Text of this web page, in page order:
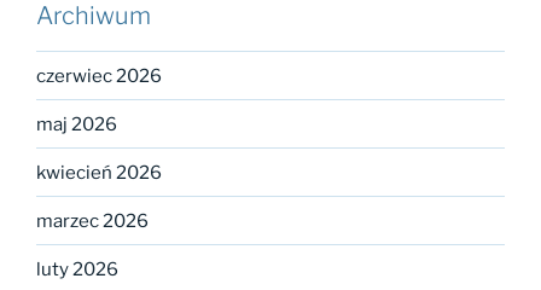
Archiwum
czerwiec 2026
maj 2026
kwiecień 2026
marzec 2026
luty 2026